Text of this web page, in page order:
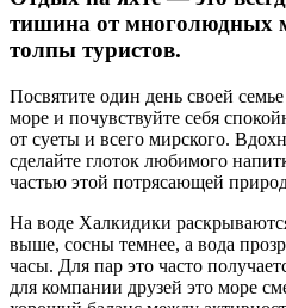
тишина от многолюдных
толпы туристов.
Посвятите один день своей
море и почувствуйте себя
от суеты и всего мирского.
сделайте глоток любимого
частью этой потрясающей
На воде Халкидики
выше, сосны темнее, а вода
часы. Для пар это часто
для компании друзей это море